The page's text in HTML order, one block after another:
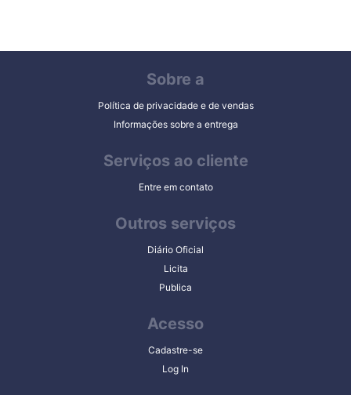
Sobre a
Política de privacidade e de vendas
Informações sobre a entrega
Serviços ao cliente
Entre em contato
Outros serviços
Diário Oficial
Licita
Publica
Acesso
Cadastre-se
Log In